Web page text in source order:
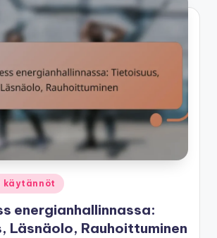
käytännöt
energianhallinnassa:
Läsnäolo, Rauhoittuminen